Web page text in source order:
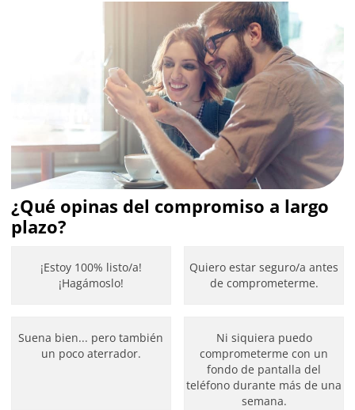
¿Qué opinas del compromiso a largo
plazo?
¡Estoy 100% listo/a!
¡Hagámoslo!
Quiero estar seguro/a antes
de comprometerme.
Suena bien... pero también
un poco aterrador.
Ni siquiera puedo
comprometerme con un
fondo de pantalla del
teléfono durante más de una
semana.